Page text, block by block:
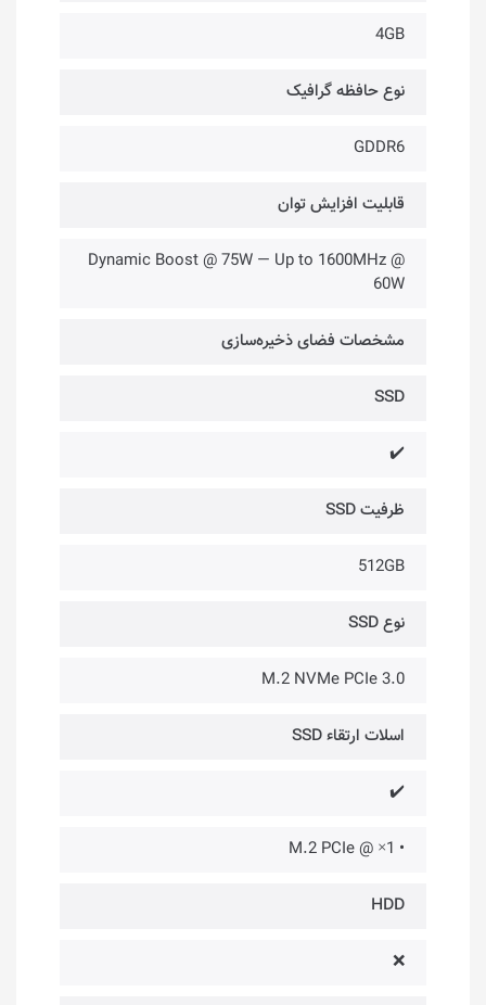
4GB
نوع حافظه گرافیک
GDDR6
قابلیت افزایش توان
Dynamic Boost @ 75W — Up to 1600MHz @
60W
مشخصات فضای ذخیره‌سازی
SSD
✔️
ظرفیت SSD
512GB
نوع SSD
M.2 NVMe PCIe 3.0
اسلات ارتقاء SSD
✔️
• 1× @ M.2 PCIe
HDD
❌